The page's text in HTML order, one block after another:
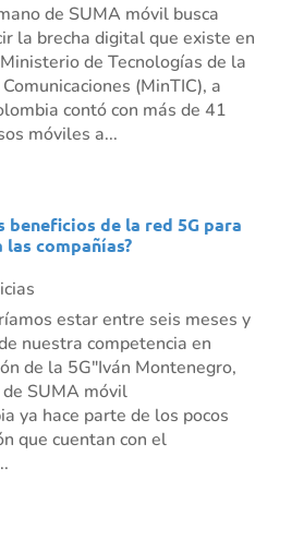
de SUMA móvil busca
la brecha digital que existe en
de Tecnologías de la
(MinTIC), a
contó con más de 41
móviles a...
beneficios de la red 5G para
compañías?
estar entre seis meses y
nuestra competencia en
de la 5G"Iván Montenegro,
SUMA móvil
ya hace parte de los pocos
que cuentan con el